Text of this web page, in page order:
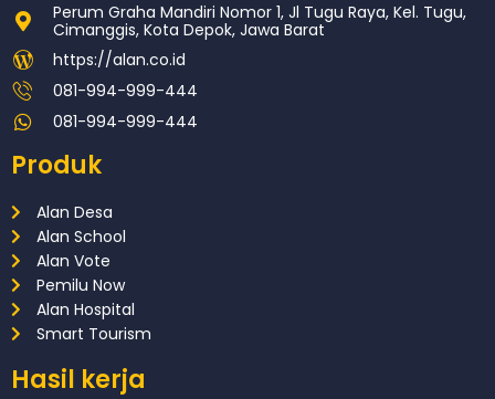
Perum Graha Mandiri Nomor 1, Jl Tugu Raya, Kel. Tugu,
Cimanggis, Kota Depok, Jawa Barat
https://alan.co.id
081-994-999-444
081-994-999-444
Produk
Alan Desa
Alan School
Alan Vote
Pemilu Now
Alan Hospital
Smart Tourism
Hasil kerja